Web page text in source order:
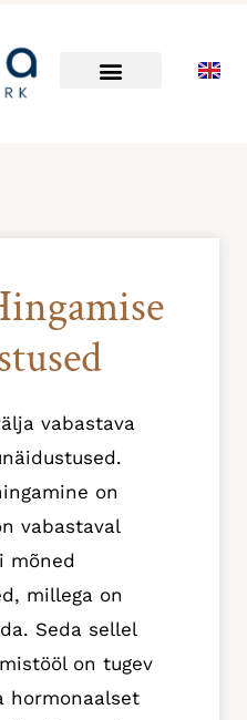
vabastava
on
vabastaval
mõned
millega on
Seda sellel
on tugev
hormonaalset